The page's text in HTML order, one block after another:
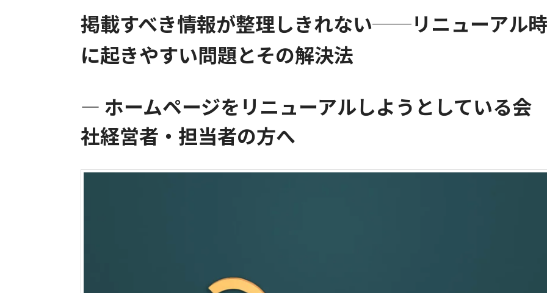
掲載すべき情報が整理しきれない──リニューアル時
に起きやすい問題とその解決法
― ホームページをリニューアルしようとしている会
社経営者・担当者の方へ